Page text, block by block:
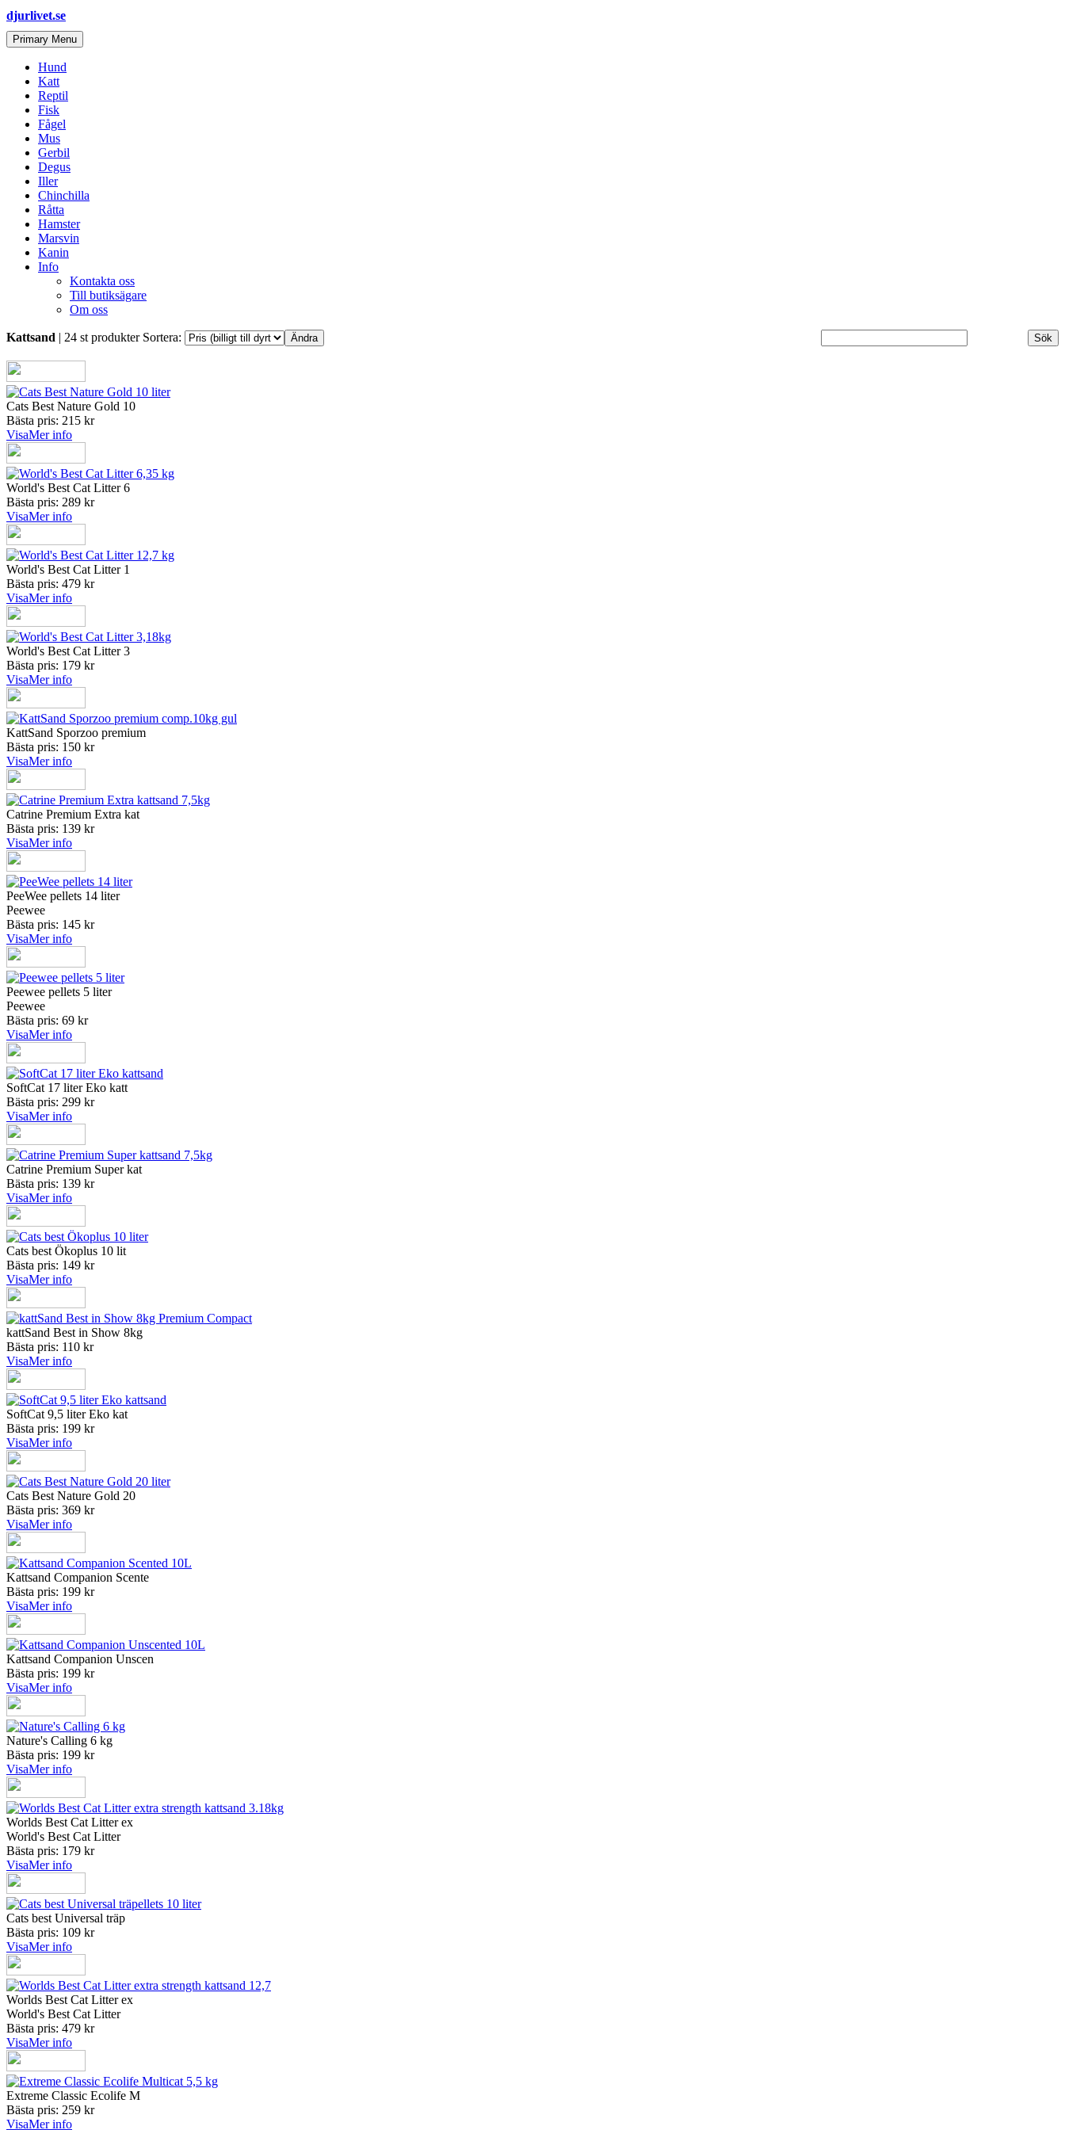
djurlivet.se
Search
Primary Menu Skip
to
Hund
Katt
Reptil
Fisk
Fågel
Mus
Gerbil
Degus
Iller
Chinchilla
Råtta
Hamster
Marsvin
Kanin
Info
Kontakta oss
Till butiksägare
Om oss
Kattsand | 24 st produkter Sortera:
Cats Best Nature Gold 10
Bästa pris: 215 kr
VisaMer info
World's Best Cat Litter 6
Bästa pris: 289 kr
VisaMer info
World's Best Cat Litter 1
Bästa pris: 479 kr
VisaMer info
World's Best Cat Litter 3
Bästa pris: 179 kr
VisaMer info
KattSand Sporzoo premium
Bästa pris: 150 kr
VisaMer info
Catrine Premium Extra kat
Bästa pris: 139 kr
VisaMer info
PeeWee pellets 14 liter
Peewee
Bästa pris: 145 kr
VisaMer info
Peewee pellets 5 liter
Peewee
Bästa pris: 69 kr
VisaMer info
SoftCat 17 liter Eko katt
Bästa pris: 299 kr
VisaMer info
Catrine Premium Super kat
Bästa pris: 139 kr
VisaMer info
Cats best Ökoplus 10 lit
Bästa pris: 149 kr
VisaMer info
kattSand Best in Show 8kg
Bästa pris: 110 kr
VisaMer info
SoftCat 9,5 liter Eko kat
Bästa pris: 199 kr
VisaMer info
Cats Best Nature Gold 20
Bästa pris: 369 kr
VisaMer info
Kattsand Companion Scente
Bästa pris: 199 kr
VisaMer info
Kattsand Companion Unscen
Bästa pris: 199 kr
VisaMer info
Nature's Calling 6 kg
Bästa pris: 199 kr
VisaMer info
Worlds Best Cat Litter ex
World's Best Cat Litter
Bästa pris: 179 kr
VisaMer info
Cats best Universal träp
Bästa pris: 109 kr
VisaMer info
Worlds Best Cat Litter ex
World's Best Cat Litter
Bästa pris: 479 kr
VisaMer info
Extreme Classic Ecolife M
Bästa pris: 259 kr
VisaMer info